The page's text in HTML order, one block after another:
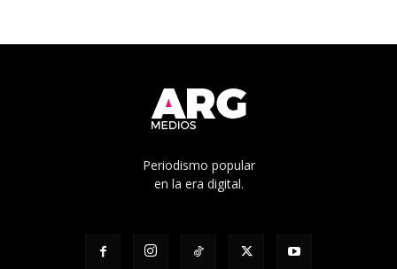
Periodismo popular
en la era digital.